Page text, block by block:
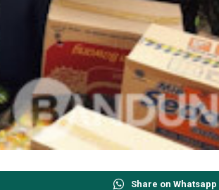
Share on Whatsapp